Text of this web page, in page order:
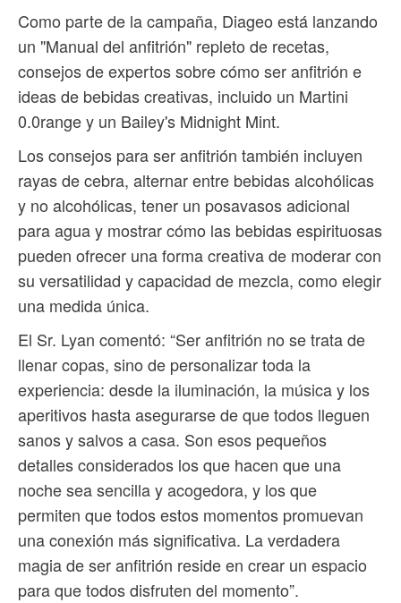
Como parte de la campaña, Diageo está lanzando
un "Manual del anfitrión" repleto de recetas,
consejos de expertos sobre cómo ser anfitrión e
ideas de bebidas creativas, incluido un Martini
0.0range y un Bailey's Midnight Mint.
Los consejos para ser anfitrión también incluyen
rayas de cebra, alternar entre bebidas alcohólicas
y no alcohólicas, tener un posavasos adicional
para agua y mostrar cómo las bebidas espirituosas
pueden ofrecer una forma creativa de moderar con
su versatilidad y capacidad de mezcla, como elegir
una medida única.
El Sr. Lyan comentó: “Ser anfitrión no se trata de
llenar copas, sino de personalizar toda la
experiencia: desde la iluminación, la música y los
aperitivos hasta asegurarse de que todos lleguen
sanos y salvos a casa. Son esos pequeños
detalles considerados los que hacen que una
noche sea sencilla y acogedora, y los que
permiten que todos estos momentos promuevan
una conexión más significativa. La verdadera
magia de ser anfitrión reside en crear un espacio
para que todos disfruten del momento”.